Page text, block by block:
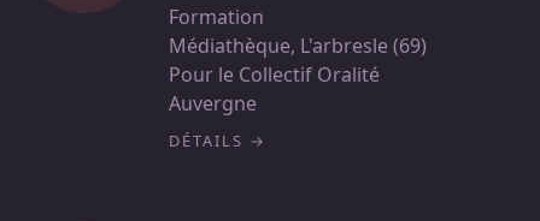
Formation
Médiathèque, L'arbresle (69)
Pour le Collectif Oralité
Auvergne
DÉTAILS